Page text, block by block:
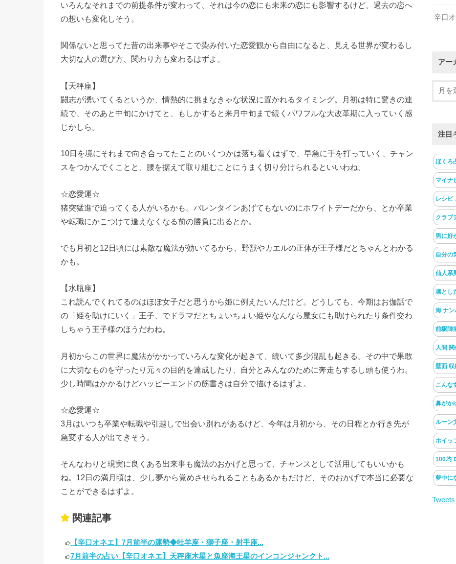
いろんなそれまでの前提条件が変わって、それは今の恋にも未来の恋にも影響するけど、過去の恋へ
の想いも変化しそう。
関係ないと思ってた昔の出来事やそこで染み付いた恋愛観から自由になると、見える世界が変わるし
大切な人の選び方、関わり方も変わるはずよ。
【天秤座】
闘志が湧いてくるというか、情熱的に挑まなきゃな状況に置かれるタイミング。月初は特に驚きの連
続で、そのあと中旬にかけてと、もしかすると来月中旬まで続くパワフルな大改革期に入っていく感
じかしら。
10日を境にそれまで向き合ってたことのいくつかは落ち着くはずで、早急に手を打っていく、チャン
スをつかんでくことと、腰を据えて取り組むことにうまく切り分けられるといいわね。
☆恋愛運☆
猪突猛進で迫ってくる人がいるかも。バレンタインあげてもないのにホワイトデーだから、とか卒業
や転職にかこつけて逢えなくなる前の勝負に出るとか。
でも月初と12日頃には素敵な魔法が効いてるから、野獣やカエルの正体が王子様だとちゃんとわかる
かも。
【水瓶座】
これ読んでくれてるのはほぼ女子だと思うから姫に例えたいんだけど。どうしても、今期はお伽話で
の「姫を助けにいく」王子、でドラマだとちょいちょい姫やなんなら魔女にも助けられたり条件交わ
しちゃう王子様のほうだわね。
月初からこの世界に魔法がかかっていろんな変化が起きて、続いて多少混乱も起きる。その中で果敢
に大切なものを守ったり元々の目的を達成したり、自分とみんなのために奔走もするし頭も使うわ。
少し時間はかかるけどハッピーエンドの筋書きは自分で描けるはずよ。
☆恋愛運☆
3月はいつも卒業や転職や引越しで出会い別れがあるけど、今年は月初から、その日程とか行き先が
急変する人が出てきそう。
そんなわりと現実に良くある出来事も魔法のおかげと思って、チャンスとして活用してもいいかも
ね。12日の満月頃は、少し夢から覚めさせられることもあるかもだけど、そのおかげで本当に必要な
ことができるはずよ。
関連記事
【辛口オネエ】7月前半の運勢◆牡羊座・獅子座・射手座...
7月前半の占い【辛口オネエ】天秤座木星と魚座海王星のインコンジャンクト...
辛口
アー
注目
ほくろ
マイナ
レシピ
クラブ
男に好
自分の
仙人系
凛とし
海 ナン
前駆陣
人間
壁面 収
こんな
鼻がか
ルーン
ホイッ
100均
夢中に